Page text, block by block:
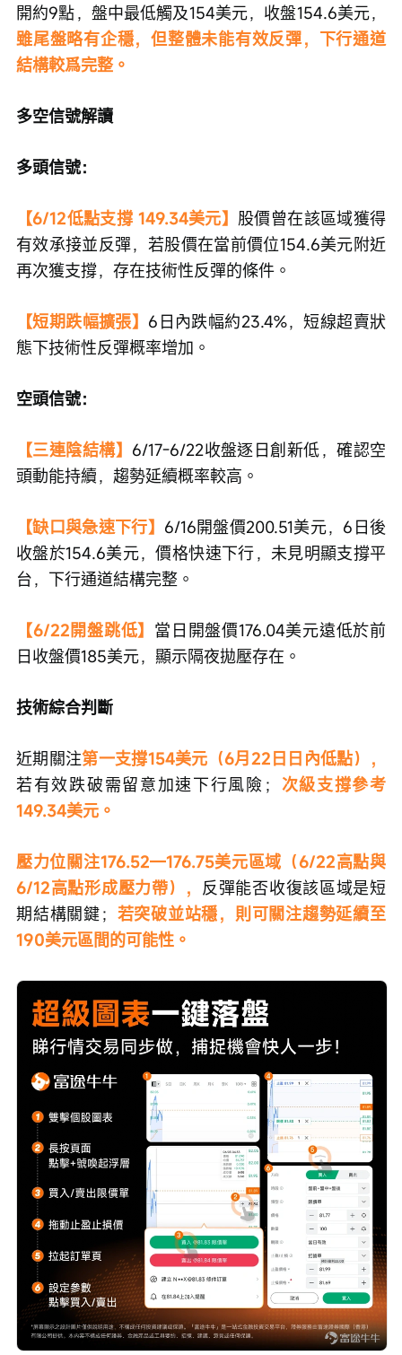
開約9點，盤中最低觸及154美元，收盤154.6美元，
雖尾盤略有企穩，但整體未能有效反彈，下行通道
結構較爲完整。
多空信號解讀
多頭信號：
【6/12低點支撐 149.34美元】 股價曾在該區域獲得
有效承接並反彈，若股價在當前價位154.6美元附近
再次獲支撐，存在技術性反彈的條件。
【短期跌幅擴張】 6日內跌幅約23.4%，短線超賣狀
態下技術性反彈概率增加。
空頭信號：
【三連陰結構】 6/17-6/22收盤逐日創新低，確認空
頭動能持續，趨勢延續概率較高。
【缺口與急速下行】 6/16開盤價200.51美元，6日後
收盤於154.6美元，價格快速下行，未見明顯支撐平
台，下行通道結構完整。
【6/22開盤跳低】 當日開盤價176.04美元遠低於前
日收盤價185美元，顯示隔夜拋壓存在。
技術綜合判斷
近期關注第一支撐154美元（6月22日日內低點），
若有效跌破需留意加速下行風險； 次級支撐參考
149.34美元。
壓力位關注176.52—176.75美元區域（6/22高點與
6/12高點形成壓力帶）， 反彈能否收復該區域是短
期結構關鍵； 若突破並站穩，則可關注趨勢延續至
190美元區間的可能性。